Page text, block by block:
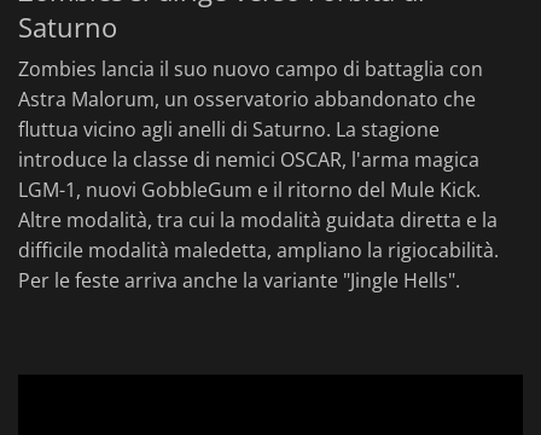
Saturno
Zombies lancia il suo nuovo campo di battaglia con
Astra Malorum, un osservatorio abbandonato che
fluttua vicino agli anelli di Saturno. La stagione
introduce la classe di nemici OSCAR, l'arma magica
LGM-1, nuovi GobbleGum e il ritorno del Mule Kick.
Altre modalità, tra cui la modalità guidata diretta e la
difficile modalità maledetta, ampliano la rigiocabilità.
Per le feste arriva anche la variante "Jingle Hells".